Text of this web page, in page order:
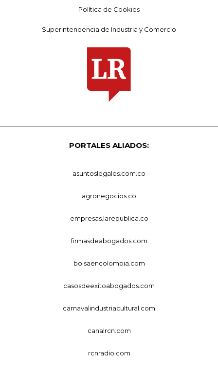
Política de Cookies
Superintendencia de Industria y Comercio
PORTALES ALIADOS:
asuntoslegales.com.co
agronegocios.co
empresas.larepublica.co
firmasdeabogados.com
bolsaencolombia.com
casosdeexitoabogados.com
carnavalindustriacultural.com
canalrcn.com
rcnradio.com